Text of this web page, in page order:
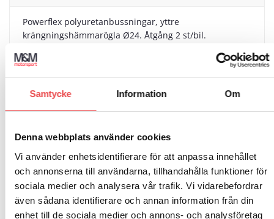
Samtycke Information Om
Denna webbplats använder cookies
Vi använder enhetsidentifierare för att anpassa innehållet
och annonserna till användarna, tillhandahålla funktioner för
sociala medier och analysera vår trafik. Vi vidarebefordrar
även sådana identifierare och annan information från din
enhet till de sociala medier och annons- och analysföretag
Powerflex polyuretanbussningar, yttre
krängningshämmarögla Ø24. Åtgång 2 st/bil.
2 styck bussningar.
Opel Astra F (1991-1998)
Opel Calibra 2WD (1989-1997)
Opel Calibra 4WD (1989-1995)
Opel Vectra A (1989-1995)